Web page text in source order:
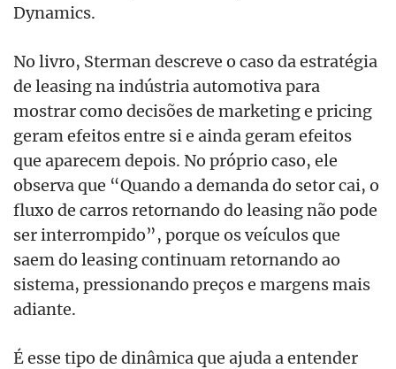
Dynamics.
No livro, Sterman descreve o caso da estratégia
de leasing na indústria automotiva para
mostrar como decisões de marketing e pricing
geram efeitos entre si e ainda geram efeitos
que aparecem depois. No próprio caso, ele
observa que “Quando a demanda do setor cai, o
fluxo de carros retornando do leasing não pode
ser interrompido”, porque os veículos que
saem do leasing continuam retornando ao
sistema, pressionando preços e margens mais
adiante.
É esse tipo de dinâmica que ajuda a entender